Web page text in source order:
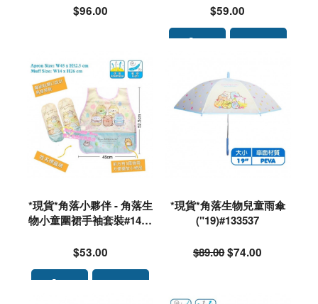
$96.00
$59.00
*現貨*角落小夥伴 - 角落生
物小童圍裙手袖套裝#1413
$53.00
*現貨*角落生物兒童雨傘
("19)#133537
$89.00$74.00